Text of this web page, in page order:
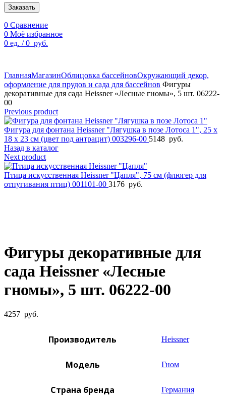
Заказать
0 Сравнение
0 Моё избранное
0 ед. / 0 руб.
ГлавнаяМагазинОблицовка бассейновОкружающий декор,
оформление для прудов и сада для бассейнов Фигуры
декоративные для сада Heissner «Лесные гномы», 5 шт. 06222-
00
Previous product
Фигура для фонтана Heissner "Лягушка в позе Лотоса 1", 25 х
18 х 23 см (цвет под антрацит) 003296-00 5148 руб.
Назад в каталог
Next product
Птица искусственная Heissner "Цапля", 75 см (флюгер для
отпугивания птиц) 001101-00 3176 руб.
Фигуры декоративные для
сада Heissner «Лесные
гномы», 5 шт. 06222-00
4257 руб.
Производитель Heissner
Модель Гном
Страна бренда Германия